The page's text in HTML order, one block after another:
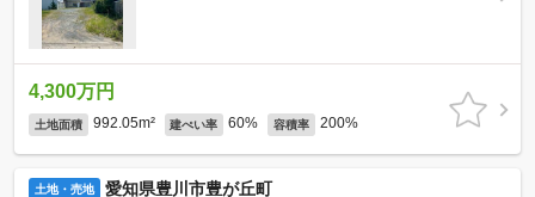
4,300万円
土地面積 992.05m² 建ぺい率 60% 容積率 200%
土地・売地 愛知県豊川市豊が丘町